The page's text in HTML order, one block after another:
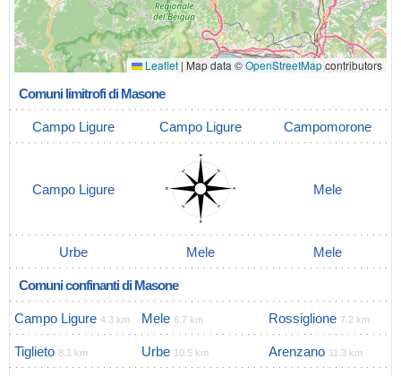
Leaflet | Map data ©OpenStreetMapcontributors
Comuni limitrofi di Masone
Campo Ligure Campo Ligure Campomorone
Campo Ligure Mele
Urbe Mele Mele
Comuni confinanti di Masone
Campo Ligure 4.3 km Mele 6.7 km Rossiglione 7.2 km
Tiglieto 8.1 km Urbe 10.5 km Arenzano 11.3 km